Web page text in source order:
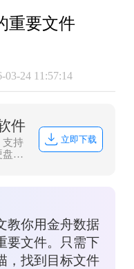
重要文件
03-24 11:57:14
件
支持
盘、
文
立即下载
教你用金舟数据
要文件。只需下
，找到目标文件